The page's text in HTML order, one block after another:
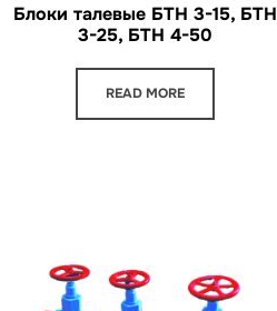
Блоки талевые БТН 3-15, БТН
3-25, БТН 4-50
READ MORE